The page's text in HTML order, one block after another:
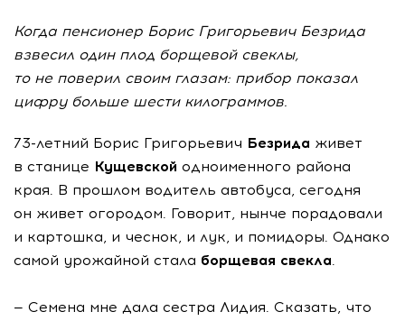
Когда пенсионер Борис Григорьевич Безрида
взвесил один плод борщевой свеклы,
то не поверил своим глазам: прибор показал
цифру больше шести килограммов.
73-летний Борис Григорьевич Безрида живет
в станице Кущевской одноименного района
края. В прошлом водитель автобуса, сегодня
он живет огородом. Говорит, нынче порадовали
и картошка, и чеснок, и лук, и помидоры. Однако
самой урожайной стала борщевая свекла.
— Семена мне дала сестра Лидия. Сказать, что